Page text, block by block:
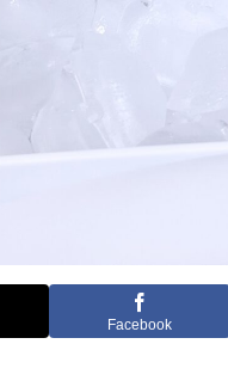
Facebook